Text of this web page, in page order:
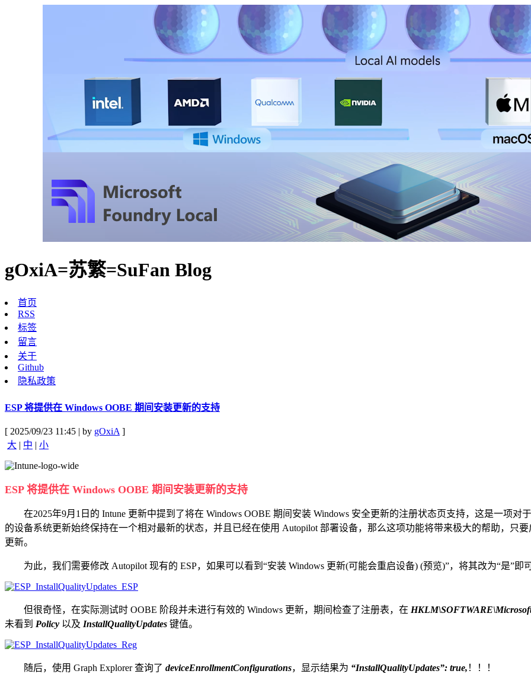
gOxiA=苏繁=SuFan Blog
首页
RSS
标签
留言
关于
Github
隐私政策
ESP 将提供在 Windows OOBE 期间安装更新的支持
[ 2025/09/23 11:45 | by gOxiA]
大 | 中 | 小
ESP 将提供在 Windows OOBE 期间安装更新的支持
在2025年9月1日的 Intune 更新中提到了将在 Windows OOBE 期间安装 Windows 安全更新的注册状态页支持，这是一项对
的设备系统更新始终保持在一个相对最新的状态，并且已经在使用 Autopilot 部署设备，那么这项功能将带来极大的帮助，只
更新。
为此，我们需要修改 Autopilot 现有的 ESP，如果可以看到“安装 Windows 更新(可能会重启设备) (预览)”，将其改为“是”即
但很奇怪，在实际测试时 OOBE 阶段并未进行有效的 Windows 更新，期间检查了注册表，在
未看到 Policy 以及 InstallQualityUpdates 键值。
随后，使用 Graph Explorer 查询了 deviceEnrollmentConfigurations，显示结果为 “InstallQualityUpdates”: true, ！！！